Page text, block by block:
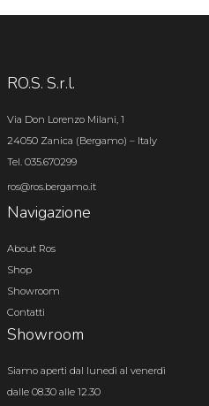
RO.S. S.r.l.
Via Don Lorenzo Milani, 1
24050 Zanica (Bergamo) – Italy
Tel. 035.670299
ros@ros.bergamo.it
Navigazione
About Ros
Shop
Showroom
Contatti
Showroom
Siamo aperti dal lunedì al venerdì
dalle 08.30 alle 12.30